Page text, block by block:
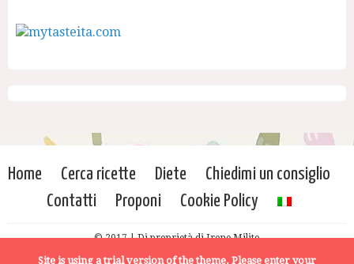
Home Cerca ricette Diete
Chiedimi un consiglio
Contatti
Proponi Cookie Policy
© 2017 | Di proprietà di Irene Milito
Site is using a trial version of the theme. Please enter your